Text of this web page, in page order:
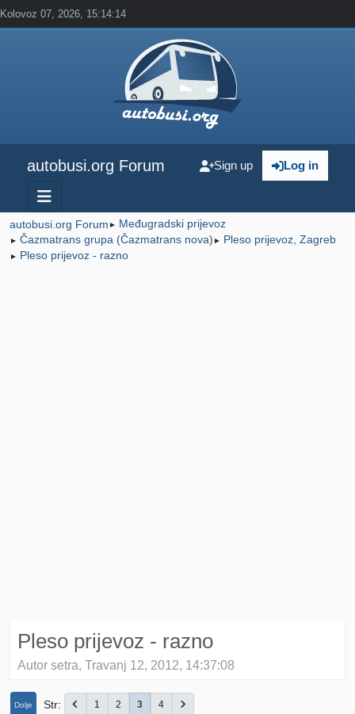
Kolovoz 07, 2026, 15:14:14
autobusi.org Forum Log in
Sign up
autobusi.org Forum ► Međugradski prijevoz
► Čazmatrans grupa (Čazmatrans nova) ► Pleso prijevoz, Zagreb
► Pleso prijevoz - razno
Pleso prijevoz - razno
Autor setra, Travanj 12, 2012, 14:37:08
Dolje Str 1 2 3 4